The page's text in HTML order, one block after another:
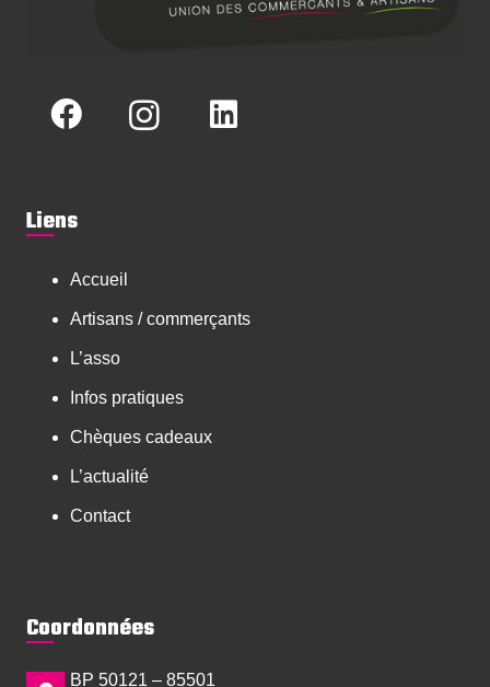
Liens
Accueil
Artisans / commerçants
L’asso
Infos pratiques
Chèques cadeaux
L’actualité
Contact
Coordonnées
BP 50121 – 85501